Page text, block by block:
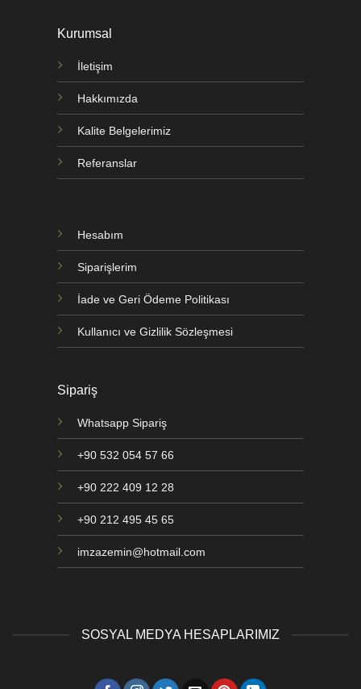
Kurumsal
İletişim
Hakkımızda
Kalite Belgelerimiz
Referanslar
Hesabım
Siparişlerim
İade ve Geri Ödeme Politikası
Kullanıcı ve Gizlilik Sözleşmesi
Sipariş
Whatsapp Sipariş
+90 532 054 57 66
+90 222 409 12 28
+90 212 495 45 65
imzazemin@hotmail.com
SOSYAL MEDYA HESAPLARIMIZ